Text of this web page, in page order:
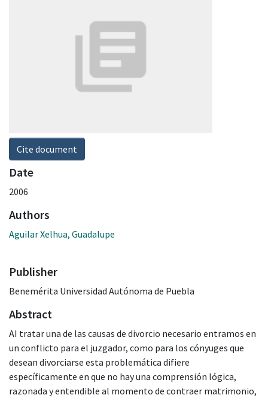
Cite document
Date
2006
Authors
Aguilar Xelhua, Guadalupe
Publisher
Benemérita Universidad Autónoma de Puebla
Abstract
AI tratar una de las causas de divorcio necesario entramos en
un conflicto para el juzgador, como para los cónyuges que
desean divorciarse esta problemática difiere
específicamente en que no hay una comprensión lógica,
razonada y entendible al momento de contraer matrimonio,